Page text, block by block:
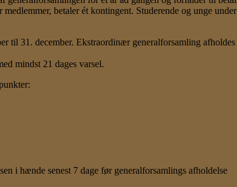
betaler ét kontingent. Studerende og unge
til 31. december. Ekstraordinær generalforsamling
mindst 21 dages varsel.
i hænde senest 7 dage før generalforsamlings afholdelse